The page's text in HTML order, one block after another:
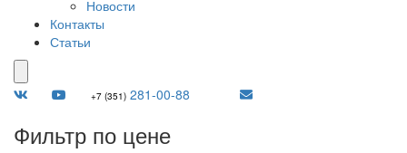
Новости
Контакты
Статьи
+7 (351) 281-00-88
Фильтр по цене